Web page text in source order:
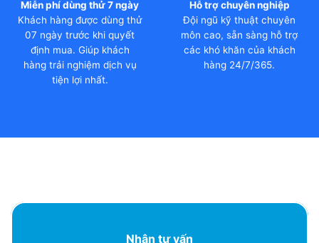
Miễn phí dùng thử 7 ngày
Khách hàng được dùng thử
07 ngày trước khi quyết
định mua. Giúp khách
hàng trải nghiệm dịch vụ
tiện lợi nhất.
Hỗ trợ chuyên nghiệp
Đội ngũ kỹ thuật chuyên
môn cao, sẵn sàng hỗ trợ
các khó khăn của khách
hàng 24/7/365.
Nhận tư vấn